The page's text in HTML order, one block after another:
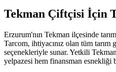
Tekman Çiftçisi İçin
Erzurum'nın Tekman ilçesinde
Tarcom, ihtiyacınız olan tüm
seçenekleriyle sunar. Yetkili Tekman
yelpazesi hem finansman esnekliği